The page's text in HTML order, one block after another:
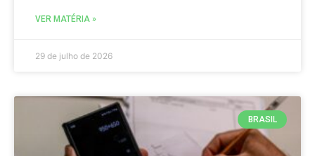
VER MATÉRIA »
29 de julho de 2026
BRASIL